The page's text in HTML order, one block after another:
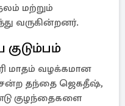
மற்றும்
வருகின்றனர்.
குடும்பம்
மாதம் வழக்கமான
சென்ற தந்தை ஜெகதீஷ்,
குழந்தைகளை